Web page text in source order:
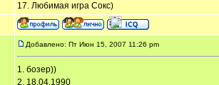
17. Любимая игра Сокс)
Добавлено: Пт Июн 15, 2007 11:26 pm
1. бозер))
2. 18.04.1990